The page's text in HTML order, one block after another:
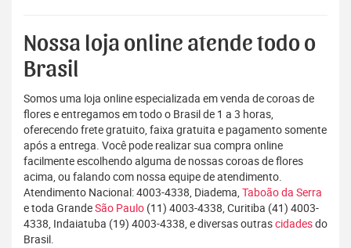
Nossa loja online atende todo o
Brasil
Somos uma loja online especializada em venda de coroas de
flores e entregamos em todo o Brasil de 1 a 3 horas,
oferecendo frete gratuito, faixa gratuita e pagamento somente
após a entrega. Você pode realizar sua compra online
facilmente escolhendo alguma de nossas coroas de flores
acima, ou falando com nossa equipe de atendimento.
Atendimento Nacional: 4003-4338, Diadema, Taboão da Serra
e toda GrandeSão Paulo (11) 4003-4338, Curitiba (41) 4003-
4338, Indaiatuba (19) 4003-4338, e diversas outrascidadesdo
Brasil.